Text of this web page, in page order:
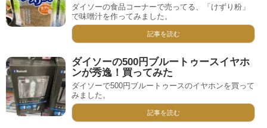
ダイソーの食品コーナーで売ってる、「けずり粉」
で味噌汁を作ってみました。
記事を読む
ダイソーの500円ブルートゥースイヤホ
ンが秀逸！買ってみた
ダイソーで500円ブルートゥースのイヤホンを買って
みました。
記事を読む